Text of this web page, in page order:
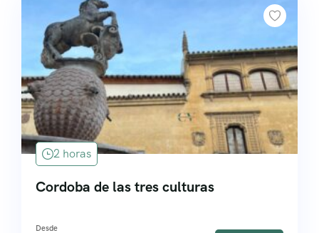
2 horas
Cordoba de las tres culturas